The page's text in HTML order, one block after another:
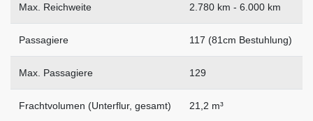
Max. Reichweite 2.780 km - 6.000 km
Passagiere 117 (81cm Bestuhlung)
Max. Passagiere 129
Frachtvolumen (Unterflur, gesamt) 21,2 m³